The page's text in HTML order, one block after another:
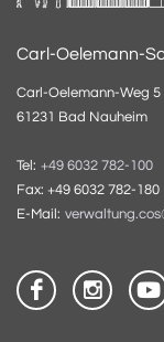
Carl-Oelemann-
Carl-Oelemann-Weg 5
61231 Bad Nauheim
Tel: +49 6032 782-100
Fax: +49 6032 782-180
E-Mail: